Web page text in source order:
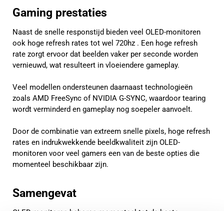
Gaming prestaties
Naast de snelle responstijd bieden veel OLED-monitoren
ook hoge refresh rates tot wel 720hz . Een hoge refresh
rate zorgt ervoor dat beelden vaker per seconde worden
vernieuwd, wat resulteert in vloeiendere gameplay.
Veel modellen ondersteunen daarnaast technologieën
zoals AMD FreeSync of NVIDIA G-SYNC, waardoor tearing
wordt verminderd en gameplay nog soepeler aanvoelt.
Door de combinatie van extreem snelle pixels, hoge refresh
rates en indrukwekkende beeldkwaliteit zijn OLED-
monitoren voor veel gamers een van de beste opties die
momenteel beschikbaar zijn.
Samengevat